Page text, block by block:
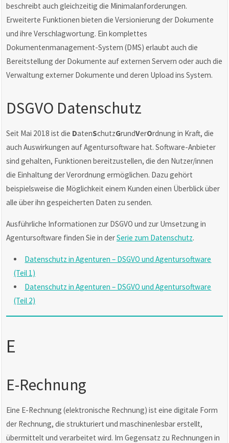
beschreibt auch gleichzeitig die Minimalanforderungen.
Erweiterte Funktionen bieten die Versionierung der Dokumente
und ihre Verschlagwortung. Ein komplettes
Dokumentenmanagement-System (DMS) erlaubt auch die
Bereitstellung der Dokumente auf externen Servern oder auch die
Verwaltung externer Dokumente und deren Upload ins System.
DSGVO Datenschutz
Seit Mai 2018 ist die DatenSchutzGrundVerOrdnung in Kraft, die
auch Auswirkungen auf Agentursoftware hat. Software-Anbieter
sind gehalten, Funktionen bereitzustellen, die den Nutzer/innen
die Einhaltung der Verordnung ermöglichen. Dazu gehört
beispielsweise die Möglichkeit einem Kunden einen Überblick über
alle über ihn gespeicherten Daten zu senden.
Ausführliche Informationen zur DSGVO und zur Umsetzung in
Agentursoftware finden Sie in derSerie zum Datenschutz.
Datenschutz in Agenturen – DSGVO und Agentursoftware
(Teil 1)
Datenschutz in Agenturen – DSGVO und Agentursoftware
(Teil 2)
E
E-Rechnung
Eine E-Rechnung (elektronische Rechnung) ist eine digitale Form
der Rechnung, die strukturiert und maschinenlesbar erstellt,
übermittelt und verarbeitet wird. Im Gegensatz zu Rechnungen in